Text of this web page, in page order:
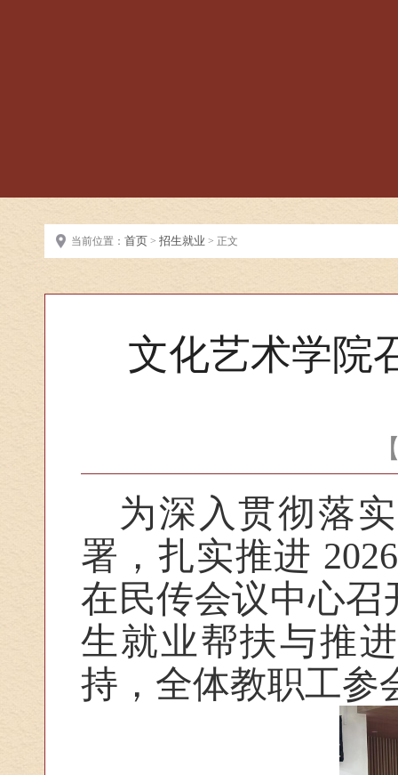
当前位置： 首页 > 招生就业 > 正文
文化艺术学院
为深入贯彻落
署，扎实推进
在民传会议中心召
生就业帮扶与推
持，全体教职工参